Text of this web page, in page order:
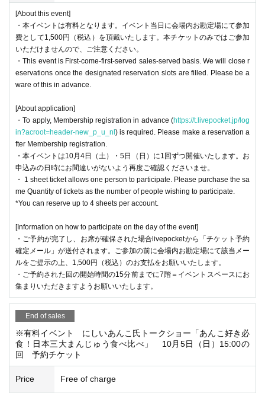
[About this event]
・本イベントは有料となります。イベント当日に会場内お勘定場にて参加
費として1,500円（税込）を頂戴いたします。本チケットのみではご参加
いただけませんので、ご注意ください。
・This event is First-come-first-served sales-served basis. We will close r
eservations once the designated reservation slots are filled. Please be a
ware of this in advance.
[About application]
・To apply, Membership registration in advance (https://t.livepocket.jp/log
in?acroot=header-new_p_u_nl) is required. Please make a reservation a
fter Membership registration.
・本イベントは10月4日（土）・5日（日）に1回ずつ開催いたします。お
申込みの日時にお間違いがないよう再度ご確認くださいませ。
・ 1 sheet ticket allows one person to participate. Please purchase the sa
me Quantity of tickets as the number of people wishing to participate.
*You can reserve up to 4 sheets per account.
[Information on how to participate on the day of the event]
・ご予約が完了し、お席が確保された場合livepocketから「チケット予約
確定メール」が送付されます。ご参加の前に会場内お勘定場にて該当メー
ルをご提示の上、1,500円（税込）のお支払をお願いいたします。
・ご予約された回の開始時間の15分前までに7階＝イベントスペースにお
集まりいただきますようお願いいたします。
End of sales
※有料イベント にしいあんこ氏トークショー「あんこ好き必
食！日本三大まんじゅう食べ比べ」 10月5日（日）15:00の
回 予約チケット
Price Free of charge